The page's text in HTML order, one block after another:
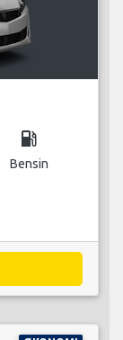
local_gas_station
Bensin